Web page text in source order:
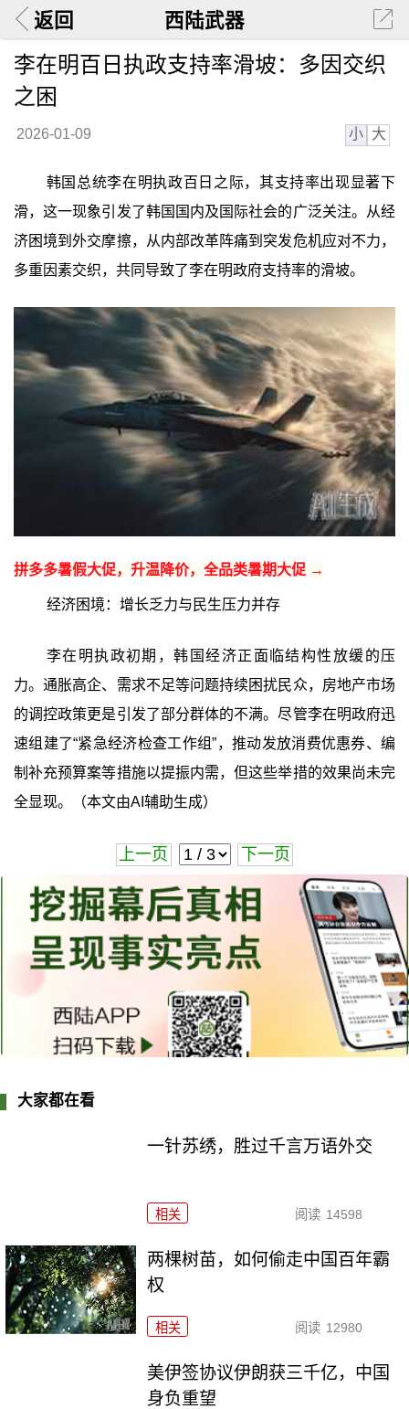
返回 西陆武器
李在明百日执政支持率滑坡：多因交织
之困
2026-01-09 小 大
韩国总统李在明执政百日之际，其支持率出现显著下
滑，这一现象引发了韩国国内及国际社会的广泛关注。从经
济困境到外交摩擦，从内部改革阵痛到突发危机应对不力，
多重因素交织，共同导致了李在明政府支持率的滑坡。
拼多多暑假大促，升温降价，全品类暑期大促 →
经济困境：增长乏力与民生压力并存
李在明执政初期，韩国经济正面临结构性放缓的压
力。通胀高企、需求不足等问题持续困扰民众，房地产市场
的调控政策更是引发了部分群体的不满。尽管李在明政府迅
速组建了“紧急经济检查工作组”，推动发放消费优惠券、编
制补充预算案等措施以提振内需，但这些举措的效果尚未完
全显现。（本文由AI辅助生成）
上一页 下一页
大家都在看
一针苏绣，胜过千言万语外交
相关 阅读 14598
两棵树苗，如何偷走中国百年霸
权
相关 阅读 12980
美伊签协议伊朗获三千亿，中国
身负重望